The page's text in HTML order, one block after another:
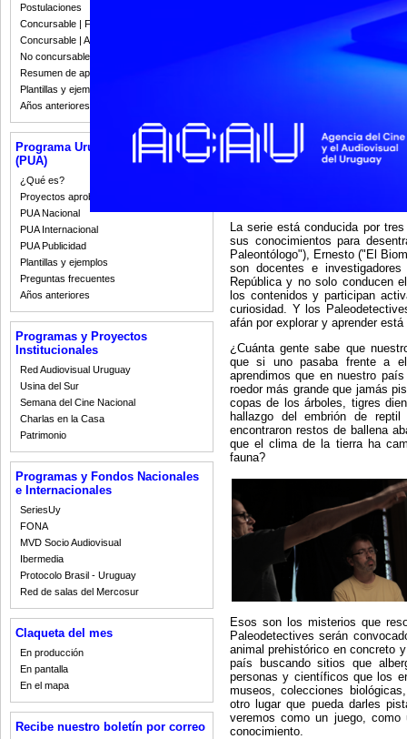
Postulaciones
Concursable | Fallos 2023
Concursable | Actas y Resoluciones
No concursable | Actas y Resoluciones
Resumen de apoyos 2008-2022
Plantillas y ejemplos
Años anteriores
Programa Uruguay Audiovisual
(PUA)
¿Qué es?
Proyectos aprobados
PUA Nacional
PUA Internacional
PUA Publicidad
Plantillas y ejemplos
Preguntas frecuentes
Años anteriores
Programas y Proyectos
Institucionales
Red Audiovisual Uruguay
Usina del Sur
Semana del Cine Nacional
Charlas en la Casa
Patrimonio
Programas y Fondos Nacionales
e Internacionales
SeriesUy
FONA
MVD Socio Audiovisual
Ibermedia
Protocolo Brasil - Uruguay
Red de salas del Mercosur
Claqueta del mes
En producción
En pantalla
En el mapa
Recibe nuestro boletín por correo
La serie está conducida por
sus conocimientos para
Paleontólogo"), Ernesto ("El
son docentes e
República y no solo conducen
los contenidos y participan
curiosidad. Y los
afán por explorar y aprender
¿Cuánta gente sabe que
que si uno pasaba frente a
aprendimos que en nuestro
roedor más grande que jamás
copas de los árboles, tigres
hallazgo del embrión de
encontraron restos de ballena
que el clima de la tierra ha
fauna?
Esos son los misterios que
Paleodetectives serán
animal prehistórico en concreto
país buscando sitios que
personas y científicos que los
museos, colecciones
otro lugar que pueda darles
veremos como un juego,
conocimiento.